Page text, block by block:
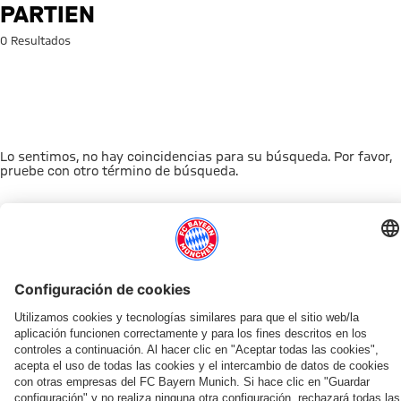
Búsqueda: partien
PARTIEN
0 Resultados
Lo sentimos, no hay coincidencias para su búsqueda. Por favor,
pruebe con otro término de búsqueda.
ESTO LE PUEDE INTERESAR
TIENDA ONLINE
OFERTA VENTILADOR
AFICIÓNMYFCBAYERN